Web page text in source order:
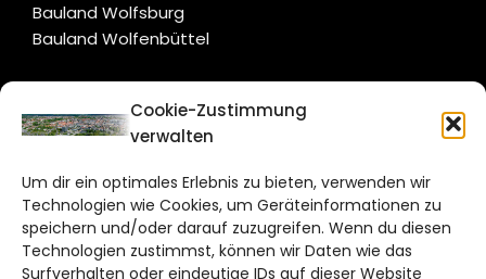
Cookie-Zustimmung
verwalten
Um dir ein optimales Erlebnis zu bieten, verwenden wir
Technologien wie Cookies, um Geräteinformationen zu
speichern und/oder darauf zuzugreifen. Wenn du diesen
Technologien zustimmst, können wir Daten wie das
Surfverhalten oder eindeutige IDs auf dieser Website
Bauland Wolfsburg
Bauland Wolfenbüttel
CITYLIFE!
Bruchtorwall 12
38100 Braunschweig
Telefon: 0531 387220 – 65